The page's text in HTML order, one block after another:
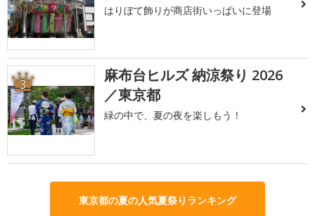
はりぼて飾りが商店街いっぱいに登場
3
麻布台ヒルズ 納涼祭り 2026
／東京都
緑の中で、夏の夜を楽しもう！
東京都の夏の人気夏祭りランキング